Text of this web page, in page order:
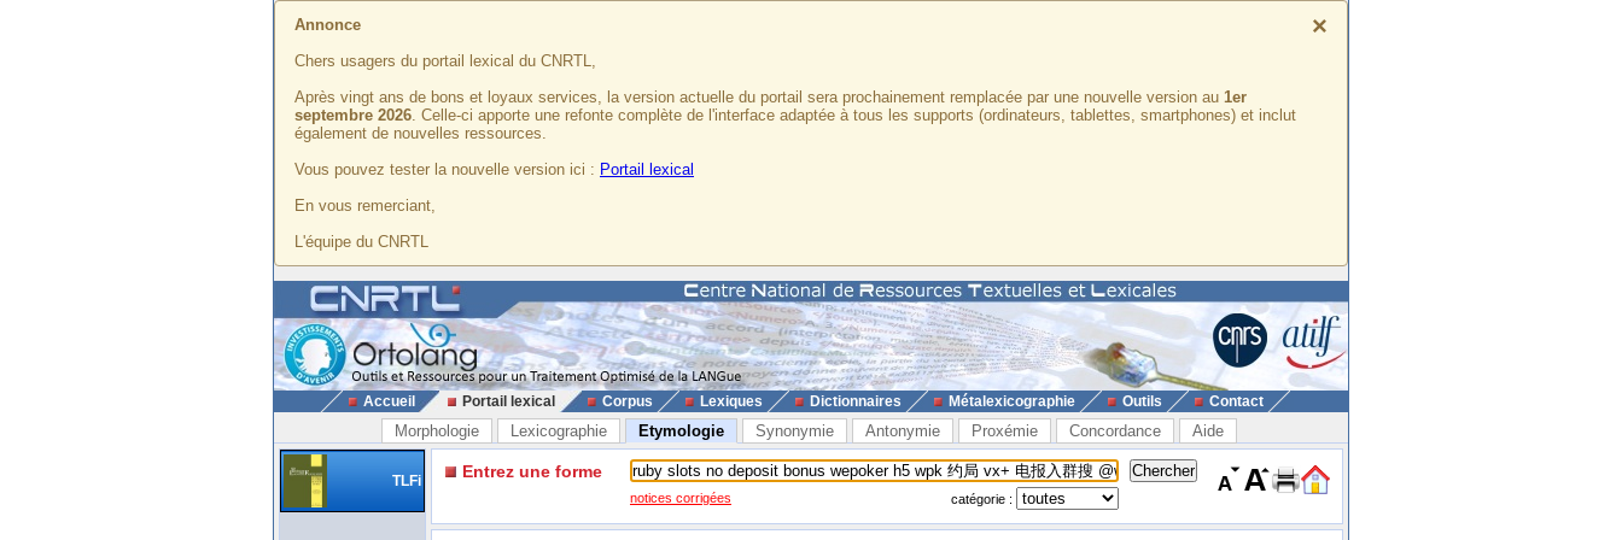
×
Annonce
Chers usagers du portail lexical du CNRTL,
Après vingt ans de bons et loyaux services, la version actuelle du portail sera prochainement remplacée par une nouvelle version au 1er
septembre 2026. Celle-ci apporte une refonte complète de l'interface adaptée à tous les supports (ordinateurs, tablettes, smartphones) et inclut
également de nouvelles ressources.
Vous pouvez tester la nouvelle version ici : Portail lexical
En vous remerciant,
L'équipe du CNRTL
Accueil Portail lexical Corpus Lexiques Dictionnaires Métalexicographie Outils Contact
Morphologie Lexicographie Etymologie Synonymie Antonymie Proxémie Concordance Aide
TLFi Entrez une forme
notices corrigées catégorie :